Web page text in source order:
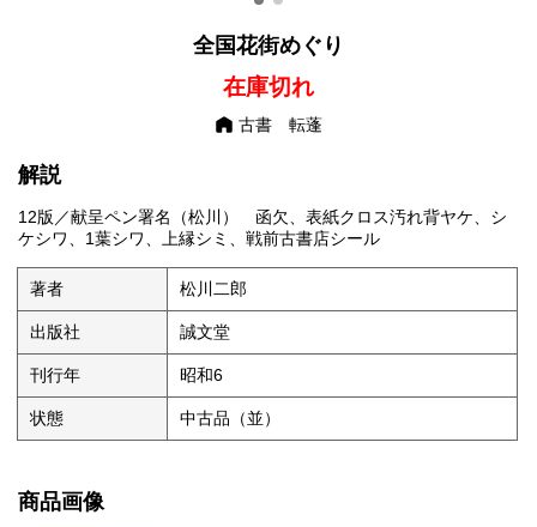
全国花街めぐり
在庫切れ
古書 転蓬
解説
12版／献呈ペン署名（松川） 函欠、表紙クロス汚れ背ヤケ、シ
ケシワ、1葉シワ、上縁シミ、戦前古書店シール
著者 松川二郎
出版社 誠文堂
刊行年 昭和6
状態 中古品（並）
商品画像